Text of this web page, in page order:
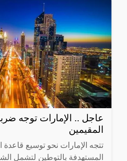
عاجل .. الإمارات توجه
المقيمين
تتجه الإمارات نحو توسيع
المستهدفة بالتوطين لتشمل